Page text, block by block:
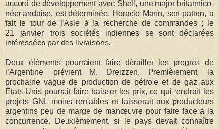
accord de développement avec Shell, une major britannico-
néerlandaise, est déterminée. Horacio Marín, son patron, a
fait le tour de l’Asie à la recherche de commandes ; le
21 janvier, trois sociétés indiennes se sont déclarées
intéressées par des livraisons.
Deux éléments pourraient faire dérailler les progrès de
l’Argentine, prévient M. Dreizzen. Premièrement, la
prochaine vague de production de pétrole et de gaz aux
États-Unis pourrait faire baisser les prix, ce qui rendrait les
projets GNL moins rentables et laisserait aux producteurs
argentins peu de marge de manœuvre pour faire face à la
concurrence. Deuxièmement, si le pays devait connaître